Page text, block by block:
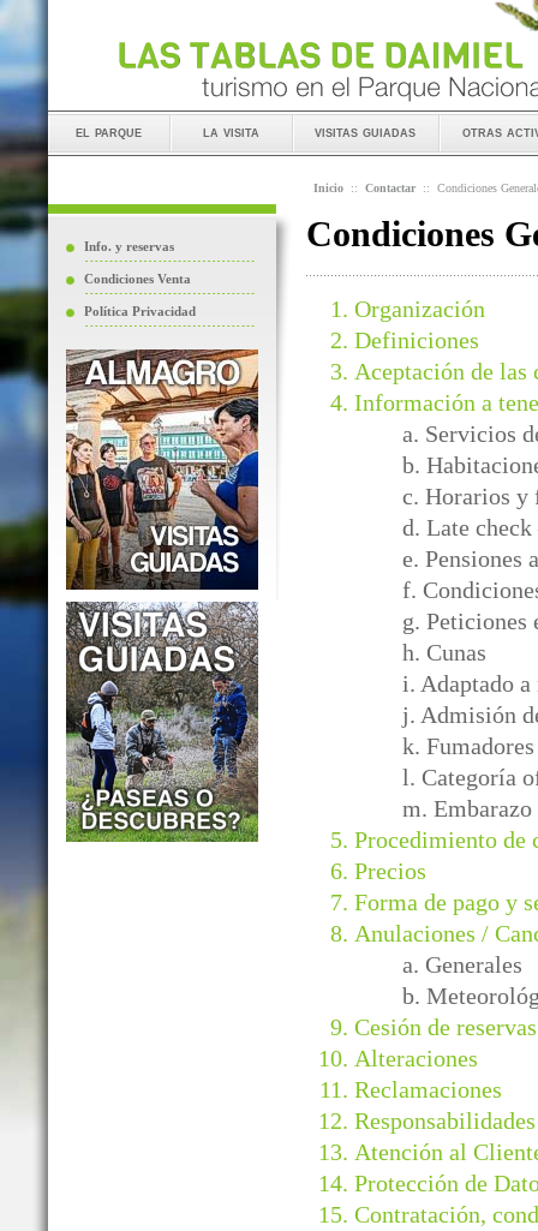
el parque la visita visitas guiadas otras
Info. y reservas
Condiciones Venta
Política Privacidad
Inicio :: Contactar :: Condiciones
Condiciones
Organización
Definiciones
Aceptación de las
Información a
a. Servicios
b.
c. Horarios y
d. Late check
e. Pensiones
f.
g. Peticiones
h. Cunas
i. Adaptado
j. Admisión
k. Fumadores
l. Categoría
m. Embarazo
Procedimiento de
Precios
Forma de pago y
Anulaciones /
a. Generales
b.
Cesión de reservas
Alteraciones
Reclamaciones
Responsabilidades
Atención al
Protección de
Contratación,